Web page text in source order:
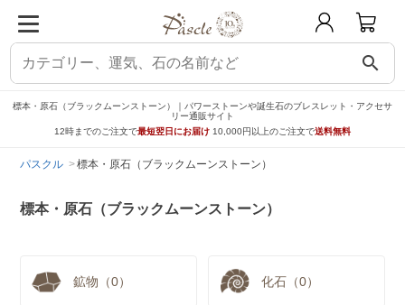
search
標本・原石（ブラックムーンストーン）｜パワーストーンや誕生石のブレスレット・アクセサ
リー通販サイト
12時までのご注文で最短翌日にお届け 10,000円以上のご注文で送料無料
パスクル 標本・原石（ブラックムーンストーン）
標本・原石（ブラックムーンストーン）
鉱物（0） 化石（0）